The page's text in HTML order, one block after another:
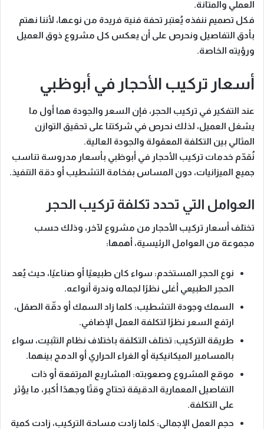
العملي والمتانة.
فكل تصميم ننفذه يُعتبر تحفة فنية فريدة من نوعها، لأننا نهتم
بأدق التفاصيل ونحرص على أن يعكس كل مشروع ذوق العميل
ورؤيته الخاصة.
أسعار تركيب الأحجار في أبوظبي
عند التفكير في تركيب الحجر، فإن السعر والجودة هما أول ما
يشغل العميل، لذلك نحرص في شركتنا على تحقيق التوازن
المثالي بين التكلفة المعقولة والجودة العالية.
نُقدّم خدمات تركيب الأحجار في أبوظبي بأسعار مدروسة تناسب
جميع الميزانيات، دون المساس بفخامة التشطيب أو دقة التنفيذ.
العوامل التي تحدد تكلفة تركيب الحجر
تختلف أسعار تركيب الأحجار من مشروع لآخر، وذلك حسب
مجموعة من العوامل الرئيسية، أهمها:
نوع الحجر المستخدم: سواء كان طبيعيًا أو صناعيًا، حيث يُعد
الحجر الطبيعي أغلى نظرًا لجماله وندرة أنواعه.
السمك وجودة التشطيب: كلما زاد السمك أو دقّة الصقل،
ارتفع السعر نظرًا لتكلفة العمل الإضافي.
طريقة التركيب: تختلف التكلفة باختلاف نظام التثبيت، سواء
بالمسامير الميكانيكية أو الغراء الحراري أو الدمج بينهما.
موقع المشروع وصعوبته: المشاريع المرتفعة أو ذات
التفاصيل المعمارية الدقيقة تحتاج وقتًا وجهدًا أكبر، ما يؤثر
على التكلفة.
حجم العمل الإجمالي: كلما زادت مساحة التركيب، زادت كمية